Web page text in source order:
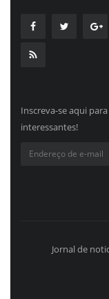
Inscreva-se aqui
interessantes!
Jornal de